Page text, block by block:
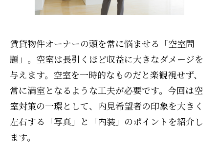
賃貸物件オーナーの頭を常に悩ませる「空室問
題」。空室は長引くほど収益に大きなダメージを
与えます。空室を一時的なものだと楽観視せず、
常に満室となるような工夫が必要です。今回は空
室対策の一環として、内見希望者の印象を大きく
左右する「写真」と「内装」のポイントを紹介し
ます。